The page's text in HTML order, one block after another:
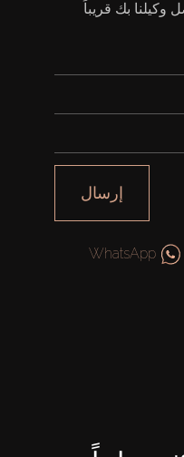
قيد الإنشاء
وكيلنا بك قريباً
إرسال
WhatsApp